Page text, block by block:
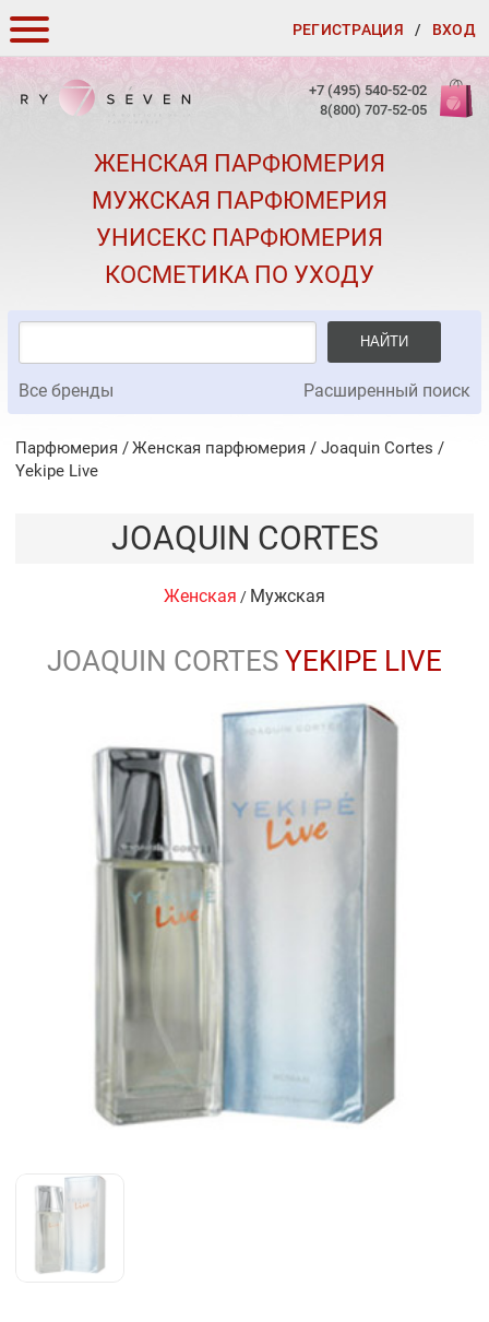
РЕГИСТРАЦИЯ / ВХОД
КАК ЗАКАЗАТЬ
СКИДКИ
КОНТАКТЫ
О КАЧЕСТВЕ
ПОДАРКИ К ЗАКАЗАМ
+7 (495) 540-52-02
8(800) 707-52-05
ЖЕНСКАЯ ПАРФЮМЕРИЯ
МУЖСКАЯ ПАРФЮМЕРИЯ
УНИСЕКС ПАРФЮМЕРИЯ
КОСМЕТИКА ПО УХОДУ
НАЙТИ
Все бренды Расширенный поиск
Парфюмерия Женская парфюмерия / Joaquin Cortes /
Yekipe Live
JOAQUIN CORTES
Женская / Мужская
JOAQUIN CORTES YEKIPE LIVE